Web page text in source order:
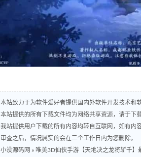
本站致力于为软件爱好者提供国内外软件开发技术和
本站提供的所有下载文件均为网络共享资源，请于下
我站提供用户下载的所有内容均转自互联网，如有内
审查之后，情况属实的会在三个工作日内为您删除。
小没源码网 » 唯美3D仙侠手游【天地决之龙将斩千